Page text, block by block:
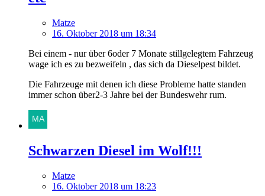
Matze
16. Oktober 2018 um 18:34
Bei einem - nur über 6oder 7 Monate stillgelegtem Fahrzeug
wage ich es zu bezweifeln , das sich da Dieselpest bildet.
Die Fahrzeuge mit denen ich diese Probleme hatte standen
immer schon über2-3 Jahre bei der Bundeswehr rum.
Schwarzen Diesel im Wolf!!!
Matze
16. Oktober 2018 um 18:23